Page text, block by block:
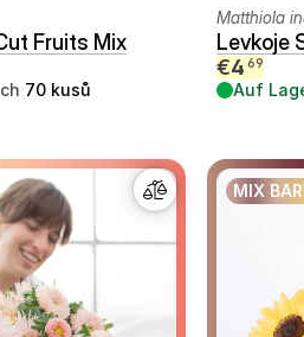
Fruits Mix
70 kusů
Matthiola
Levkoje
€4 69
Auf
MIX